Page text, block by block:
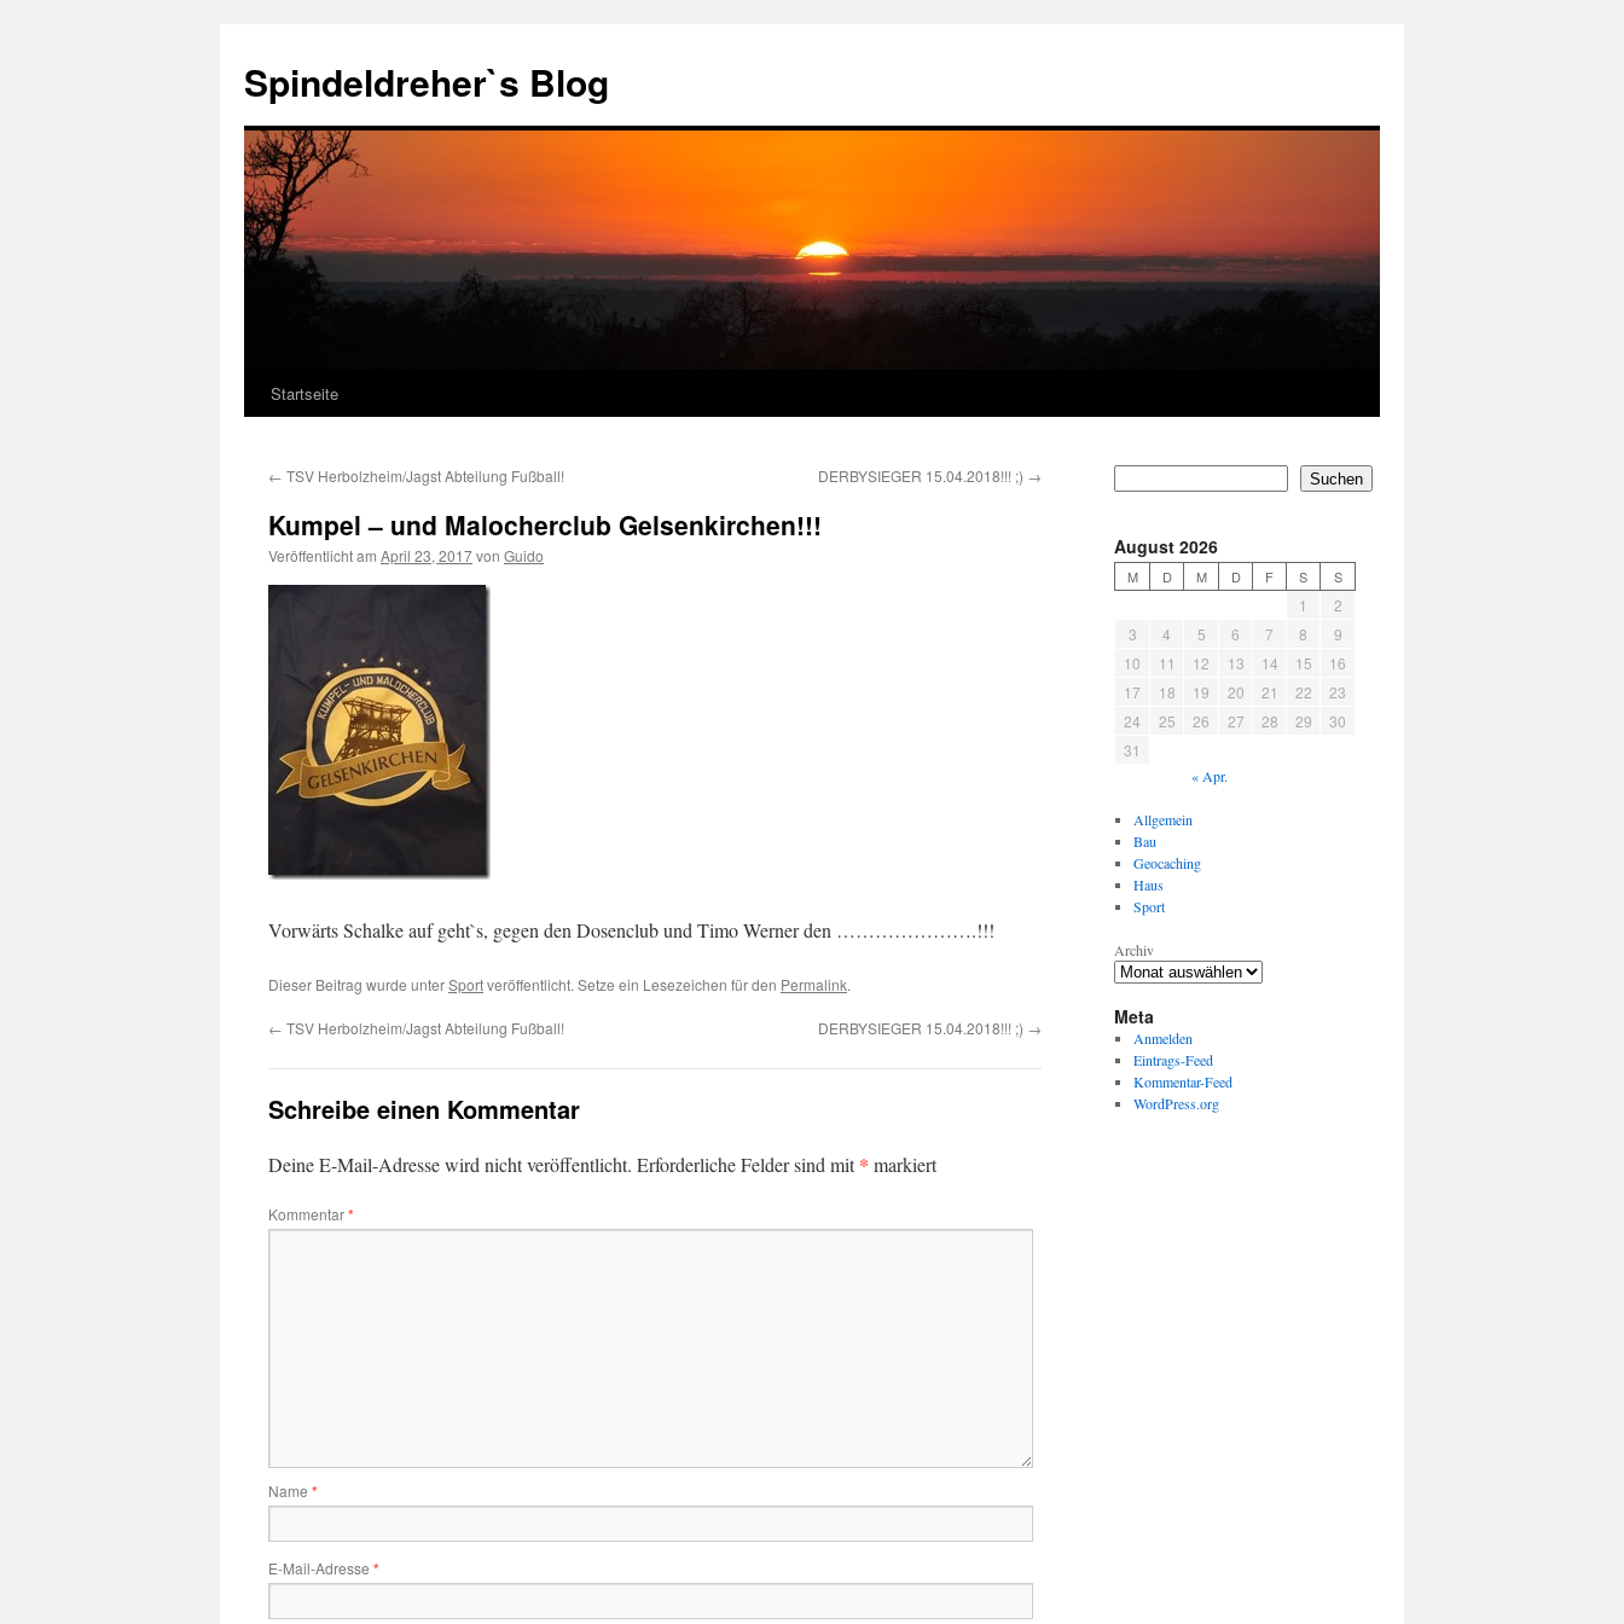
springen
Spindeldreher`s Blog
Startseite
← TSV Herbolzheim/Jagst Abteilung Fußball! DERBYSIEGER 15.04.2018!!! ;) →
Kumpel – und Malocherclub Gelsenkirchen!!!
Veröffentlicht am April 23, 2017von Guido
Vorwärts Schalke auf geht`s, gegen den Dosenclub und Timo Werner den ………………….!!!
Dieser Beitrag wurde unterSportveröffentlicht. Setze ein Lesezeichen für den Permalink.
← TSV Herbolzheim/Jagst Abteilung Fußball! DERBYSIEGER 15.04.2018!!! ;) →
Schreibe einen Kommentar
Deine E-Mail-Adresse wird nicht veröffentlicht. Erforderliche Felder sind mit* markiert
Kommentar*
Name *
E-Mail-Adresse *
Suchen
August 2026
M D M D F S S
1
2
3
4 5 6 7 8
9
10
11 12 13 14 15
16
17
18 19 20 21 22
23
24
25 26 27 28 29
30
31
« Apr.
Allgemein
Bau
Geocaching
Haus
Sport
Archiv
Meta
Anmelden
Eintrags-Feed
Kommentar-Feed
WordPress.org